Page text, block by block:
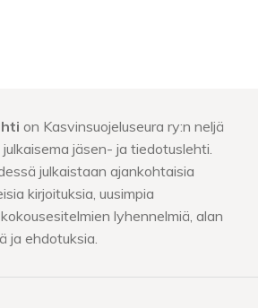
on Kasvinsuojeluseura ry:n neljä
jäsen- ja tiedotuslehti.
julkaistaan ajankohtaisia
kirjoituksia, uusimpia
lyhennelmiä, alan
ja ehdotuksia.